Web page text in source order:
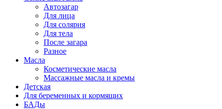
Автозагар
Для лица
Для солярия
Для тела
После загара
Разное
Масла
Косметические масла
Массажные масла и кремы
Детская
Для беременных и кормящих
БАДы